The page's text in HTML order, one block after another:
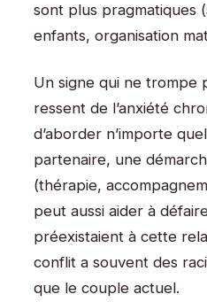
sont plus pragmatiques
enfants, organisation
Un signe qui ne trompe
ressent de l’anxiété
d’aborder n’importe
partenaire, une
(thérapie,
peut aussi aider à
préexistaient à cette
conflit a souvent des
que le couple actuel.